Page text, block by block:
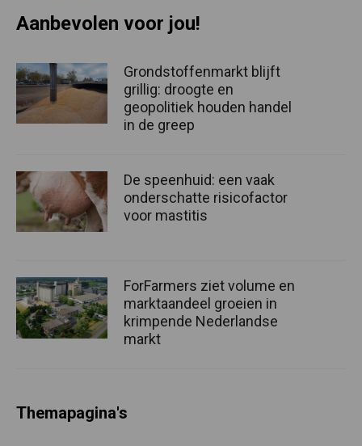
Aanbevolen voor jou!
Grondstoffenmarkt blijft
grillig: droogte en
geopolitiek houden handel
in de greep
De speenhuid: een vaak
onderschatte risicofactor
voor mastitis
ForFarmers ziet volume en
marktaandeel groeien in
krimpende Nederlandse
markt
Themapagina's